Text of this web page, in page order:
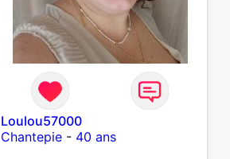
Loulou57000
Chantepie - 40 ans